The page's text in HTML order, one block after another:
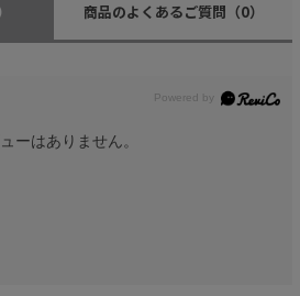
商品のよくあるご質問 （0）
ーはありません。